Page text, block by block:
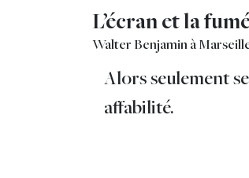
L’écran et la
Walter Benjamin à
Alors seulement
affabilité.